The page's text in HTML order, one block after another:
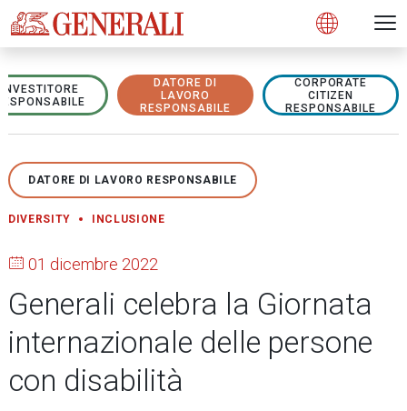
Open
INVESTITORE
DATORE DI
LAVORO
RESPONSABILE
CORPORATE
CITIZEN
RESPONSABILE
DATORE DI LAVORO RESPONSABILE
DIVERSITY INCLUSIONE
01 dicembre 2022
Generali celebra la Giornata
internazionale delle persone
con disabilità